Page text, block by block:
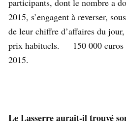
participants, dont le nombre a
2015, s’engagent à reverser,
de leur chiffre d’affaires du
prix habituels. 150 000 euros
2015.
Le Lasserre aurait-il trouvé